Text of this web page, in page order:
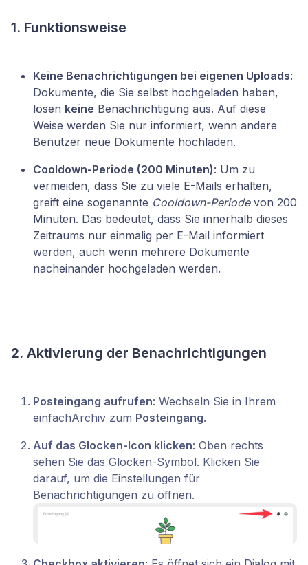
1. Funktionsweise
Keine Benachrichtigungen bei eigenen Uploads:
Dokumente, die Sie selbst hochgeladen haben,
lösen keine Benachrichtigung aus. Auf diese
Weise werden Sie nur informiert, wenn andere
Benutzer neue Dokumente hochladen.
Cooldown-Periode (200 Minuten): Um zu
vermeiden, dass Sie zu viele E-Mails erhalten,
greift eine sogenannte Cooldown-Periodevon 200
Minuten. Das bedeutet, dass Sie innerhalb dieses
Zeitraums nur einmalig per E-Mail informiert
werden, auch wenn mehrere Dokumente
nacheinander hochgeladen werden.
2. Aktivierung der Benachrichtigungen
Posteingang aufrufen: Wechseln Sie in Ihrem
einfachArchiv zum Posteingang.
Auf das Glocken-Icon klicken: Oben rechts
sehen Sie das Glocken-Symbol. Klicken Sie
darauf, um die Einstellungen für
Benachrichtigungen zu öffnen.